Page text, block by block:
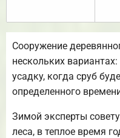
Сооружение
нескольких
усадку, когда сруб
определенного
Зимой эксперты
леса, в теплое время